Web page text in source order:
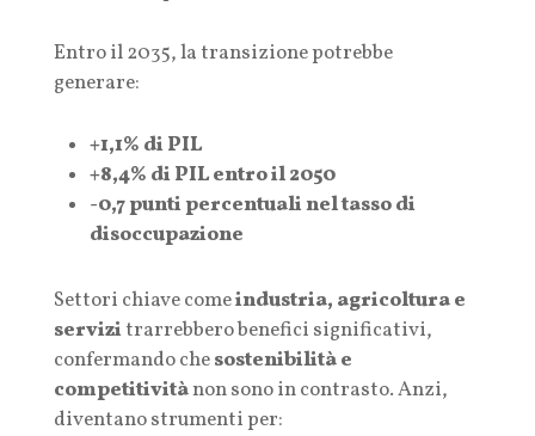
Entro il 2035, la transizione potrebbe
generare:
+1,1% di PIL
+8,4% di PIL entro il 2050
-0,7 punti percentuali nel tasso di
disoccupazione
Settori chiave comeindustria, agricoltura e
servizitrarrebbero benefici significativi,
confermando chesostenibilità e
competitivitànon sono in contrasto. Anzi,
diventano strumenti per: